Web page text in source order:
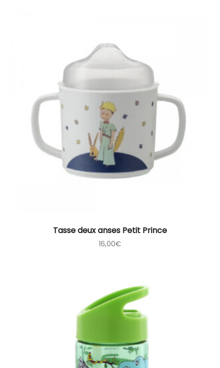
Tasse deux anses Petit Prince
16,00€